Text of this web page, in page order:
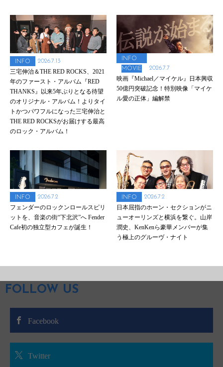
INFO 2026.7.13
三宅伸治＆THE RED ROCKS、2021
年のファースト・アルバム『RED
THANKS』以来5年ぶりとなる待望
のオリジナル・アルバム！よりタイ
トかつパワフルになった三宅伸治と
THE RED ROCKSがお届けする最高
のロック・アルバム！
INFO
MOVIE
2026.7.7
映画『Michael／マイケル』日本興収
50億円突破記念！特別映像「マイケ
ル愛の正体」編解禁
INFO 2026.7.2
フェンダーのロックンロールスピリ
ットを、音楽の街“下北沢”へ Fender
Cafe初の独立型カフェが誕生！
INFO 2026.7.2
日本屈指のホーン・セクションがニ
ューオーリンズと横浜を繋ぐ。山岸
潤史、KenKenら豪華メンバーが集
う極上のグルーヴ・ナイト
FOLLOW US
Facebook
Twitter